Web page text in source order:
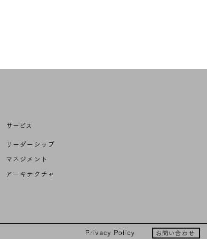
サービス
リーダーシップ
マネジメント
アーキテクチャ
Privacy Policy お問い合わせ